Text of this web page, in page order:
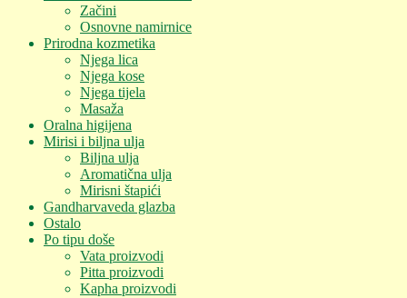
Začini
Osnovne namirnice
Prirodna kozmetika
Njega lica
Njega kose
Njega tijela
Masaža
Oralna higijena
Mirisi i biljna ulja
Biljna ulja
Aromatična ulja
Mirisni štapići
Gandharvaveda glazba
Ostalo
Po tipu doše
Vata proizvodi
Pitta proizvodi
Kapha proizvodi